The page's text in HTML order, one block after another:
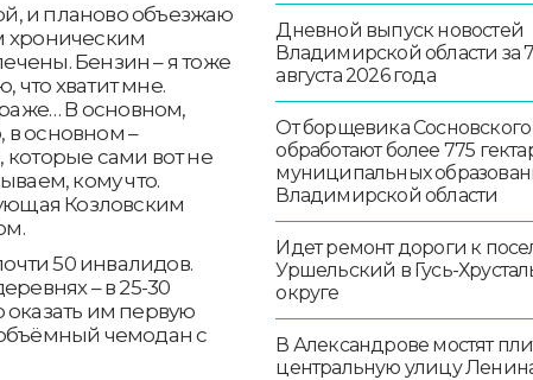
и планово объезжаю
хроническим
Бензин – я тоже
что хватит мне.
В основном,
в основном –
сами вот не
кому что.
Козловским
50 инвалидов.
– в 25-30
им первую
чемодан с
Дневной выпуск новостей
Владимирской области за
августа 2026 года
От борщевика Сосновского
обработают более 775
муниципальных
Владимирской области
Идет ремонт дороги к
Уршельский в Гусь-
округе
В Александрове мостят
центральную улицу